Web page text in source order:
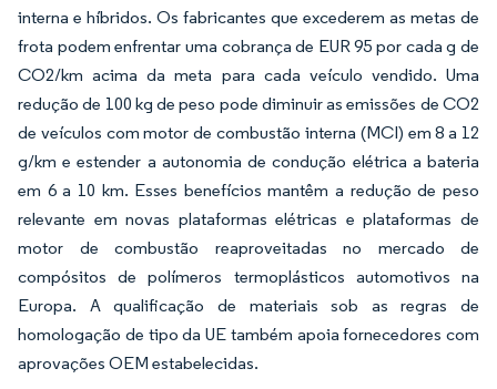
interna e híbridos. Os fabricantes que excederem as metas de
frota podem enfrentar uma cobrança de EUR 95 por cada g de
CO2/km acima da meta para cada veículo vendido. Uma
redução de 100 kg de peso pode diminuir as emissões de CO2
de veículos com motor de combustão interna (MCI) em 8 a 12
g/km e estender a autonomia de condução elétrica a bateria
em 6 a 10 km. Esses benefícios mantêm a redução de peso
relevante em novas plataformas elétricas e plataformas de
motor de combustão reaproveitadas no mercado de
compósitos de polímeros termoplásticos automotivos na
Europa. A qualificação de materiais sob as regras de
homologação de tipo da UE também apoia fornecedores com
aprovações OEM estabelecidas.